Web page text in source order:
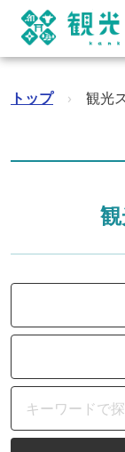
トップ › 観光